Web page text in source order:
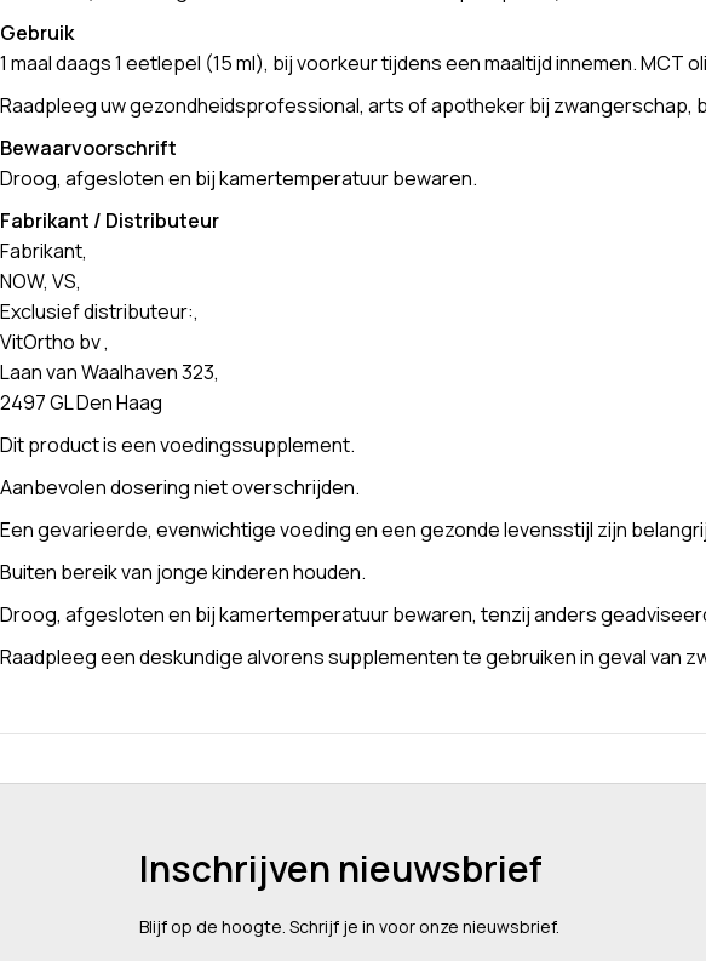
Gebruik
1 maal daags 1 eetlepel (15 ml), bij voorkeur tijdens een maaltijd innemen.
Raadpleeg uw gezondheidsprofessional, arts of apotheker bij zwangerschap,
Bewaarvoorschrift
Droog, afgesloten en bij kamertemperatuur bewaren.
Fabrikant / Distributeur
Fabrikant,
NOW, VS,
Exclusief distributeur:,
VitOrtho bv ,
Laan van Waalhaven 323,
2497 GL Den Haag
Dit product is een voedingssupplement.
Aanbevolen dosering niet overschrijden.
Een gevarieerde, evenwichtige voeding en een gezonde levensstijl zijn
Buiten bereik van jonge kinderen houden.
Droog, afgesloten en bij kamertemperatuur bewaren, tenzij anders
Raadpleeg een deskundige alvorens supplementen te gebruiken in geval van
Inschrijven nieuwsbrief
Blijf op de hoogte. Schrijf je in voor onze nieuwsbrief.